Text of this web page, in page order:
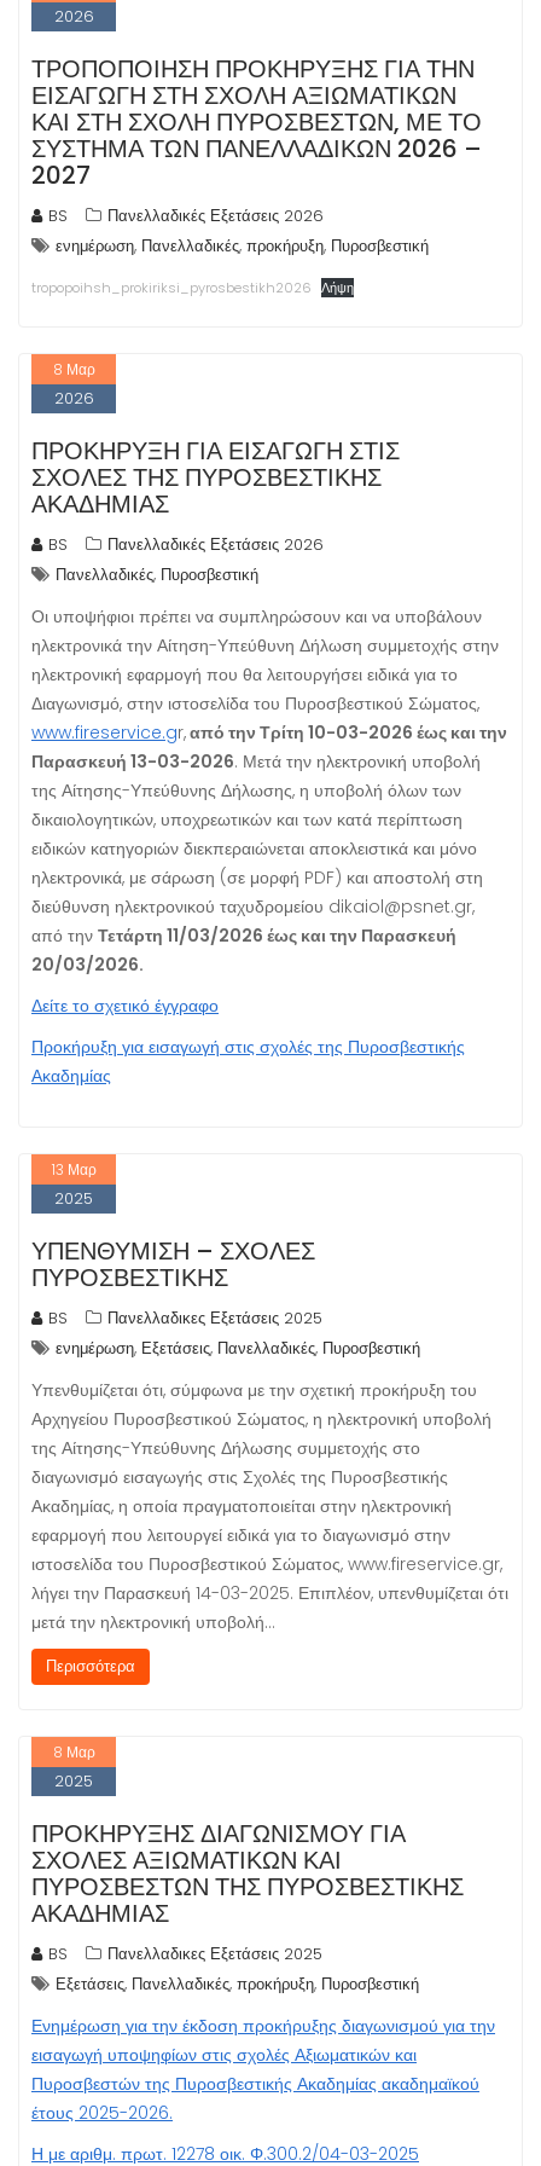
2026
ΤΡΟΠΟΠΟΊΗΣΗ ΠΡΟΚΉΡΥΞΗΣ ΓΙΑ ΤΗΝ
ΕΙΣΑΓΩΓΉ ΣΤΗ ΣΧΟΛΉ ΑΞΙΩΜΑΤΙΚΏΝ
ΚΑΙ ΣΤΗ ΣΧΟΛΉ ΠΥΡΟΣΒΕΣΤΏΝ, ΜΕ ΤΟ
ΣΎΣΤΗΜΑ ΤΩΝ ΠΑΝΕΛΛΑΔΙΚΏΝ 2026 –
2027
BS
Πανελλαδικές Εξετάσεις 2026
ενημέρωση, Πανελλαδικές, προκήρυξη, Πυροσβεστική
tropopoihsh_prokiriksi_pyrosbestikh2026 Λήψη
8 Μαρ
2026
ΠΡΟΚΉΡΥΞΗ ΓΙΑ ΕΙΣΑΓΩΓΉ ΣΤΙΣ
ΣΧΟΛΈΣ ΤΗΣ ΠΥΡΟΣΒΕΣΤΙΚΉΣ
ΑΚΑΔΗΜΊΑΣ
BS
Πανελλαδικές Εξετάσεις 2026
Πανελλαδικές, Πυροσβεστική
Οι υποψήφιοι πρέπει να συμπληρώσουν και να υποβάλουν
ηλεκτρονικά την Αίτηση-Υπεύθυνη Δήλωση συμμετοχής στην
ηλεκτρονική εφαρμογή που θα λειτουργήσει ειδικά για το
Διαγωνισμό, στην ιστοσελίδα του Πυροσβεστικού Σώματος,
www.fireservice.gr,από την Τρίτη 10-03-2026 έως και την
Παρασκευή 13-03-2026. Μετά την ηλεκτρονική υποβολή
της Αίτησης-Υπεύθυνης Δήλωσης, η υποβολή όλων των
δικαιολογητικών, υποχρεωτικών και των κατά περίπτωση
ειδικών κατηγοριών διεκπεραιώνεται αποκλειστικά και μόνο
ηλεκτρονικά, με σάρωση (σε μορφή PDF) και αποστολή στη
διεύθυνση ηλεκτρονικού ταχυδρομείου dikaiol@psnet.gr,
από την Τετάρτη 11/03/2026 έως και την Παρασκευή
20/03/2026.
Δείτε το σχετικό έγγραφο
Προκήρυξη για εισαγωγή στις σχολές της Πυροσβεστικής
Ακαδημίας
13 Μαρ
2025
ΥΠΕΝΘΎΜΙΣΗ – ΣΧΟΛΈΣ
ΠΥΡΟΣΒΕΣΤΙΚΉΣ
BS
Πανελλαδικες Εξετάσεις 2025
ενημέρωση, Εξετάσεις, Πανελλαδικές, Πυροσβεστική
Υπενθυμίζεται ότι, σύμφωνα με την σχετική προκήρυξη του
Αρχηγείου Πυροσβεστικού Σώματος, η ηλεκτρονική υποβολή
της Αίτησης-Υπεύθυνης Δήλωσης συμμετοχής στο
διαγωνισμό εισαγωγής στις Σχολές της Πυροσβεστικής
Ακαδημίας, η οποία πραγματοποιείται στην ηλεκτρονική
εφαρμογή που λειτουργεί ειδικά για το διαγωνισμό στην
ιστοσελίδα του Πυροσβεστικού Σώματος, www.fireservice.gr,
λήγει την Παρασκευή 14-03-2025. Επιπλέον, υπενθυμίζεται ότι
μετά την ηλεκτρονική υποβολή…
Περισσότερα
8 Μαρ
2025
ΠΡΟΚΉΡΥΞΗΣ ΔΙΑΓΩΝΙΣΜΟΎ ΓΙΑ
ΣΧΟΛΈΣ ΑΞΙΩΜΑΤΙΚΏΝ ΚΑΙ
ΠΥΡΟΣΒΕΣΤΏΝ ΤΗΣ ΠΥΡΟΣΒΕΣΤΙΚΉΣ
ΑΚΑΔΗΜΊΑΣ
BS
Πανελλαδικες Εξετάσεις 2025
Εξετάσεις, Πανελλαδικές, προκήρυξη, Πυροσβεστική
Ενημέρωση για την έκδοση προκήρυξης διαγωνισμού για την
εισαγωγή υποψηφίων στις σχολές Αξιωματικών και
Πυροσβεστών της Πυροσβεστικής Ακαδημίας ακαδημαϊκού
έτους 2025-2026.
Η με αριθμ. πρωτ. 12278 οικ. Φ.300.2/04-03-2025